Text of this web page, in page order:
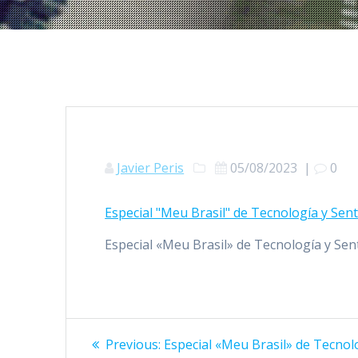
Javier Peris 05/08/2023 | 0
Especial "Meu Brasil" de Tecnología y
Especial «Meu Brasil» de Tecnología y
Navegación
Previous: Previous
Especial «Meu Brasil» de